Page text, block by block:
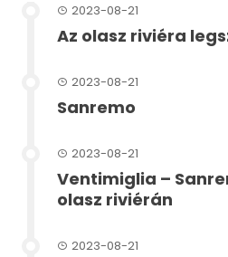
2023-08-21
Az olasz riviéra
2023-08-21
Sanremo
2023-08-21
Ventimiglia –
olasz riviérán
2023-08-21